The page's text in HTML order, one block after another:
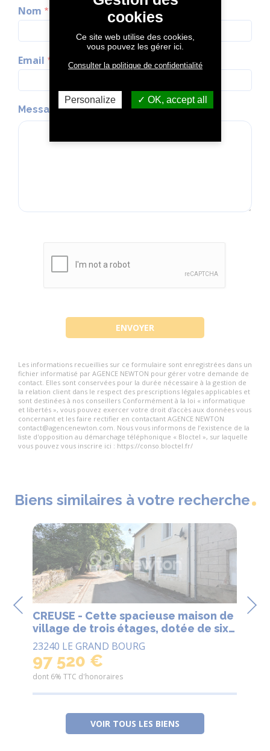
Nom Prénom
Email Téléphone
Message
Les informations recueillies sur ce formulaire sont enregistrées dans un
fichier informatisé par AGENCE NEWTON pour gérer votre demande de
contact. Elles sont conservées pour la durée nécessaire à la gestion de
la relation client dans le respect des prescriptions légales applicables et
sont destinées à nos conseillers Conformément à la loi « informatique
et libertés », vous pouvez exercer votre droit d'accès aux données vous
concernant et les faire rectifier en contactant AGENCE NEWTON
contact@agencenewton.com. Nous vous informons de l’existence de la
liste d'opposition au démarchage téléphonique « Bloctel », sur laquelle
vous pouvez vous inscrire ici : https://conso.bloctel.fr/
Biens similaires à votre recherche
CREUSE - Cette spacieuse maison de
village de trois étages, dotée de six
chambres, se trouve à quelques pas
des commerces.
23240 LE GRAND BOURG
97 520 €
dont 6% TTC d'honoraires
VOIR TOUS LES BIENS
cookies
Ce site web utilise des cookies,
vous pouvez les gérer ici.
Consulter la politique de confidentialité
Personalize OK, accept all